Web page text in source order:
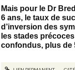
Mais pour le Dr
6 ans, le taux de
d’inversion des
les stades
confondus, plus de